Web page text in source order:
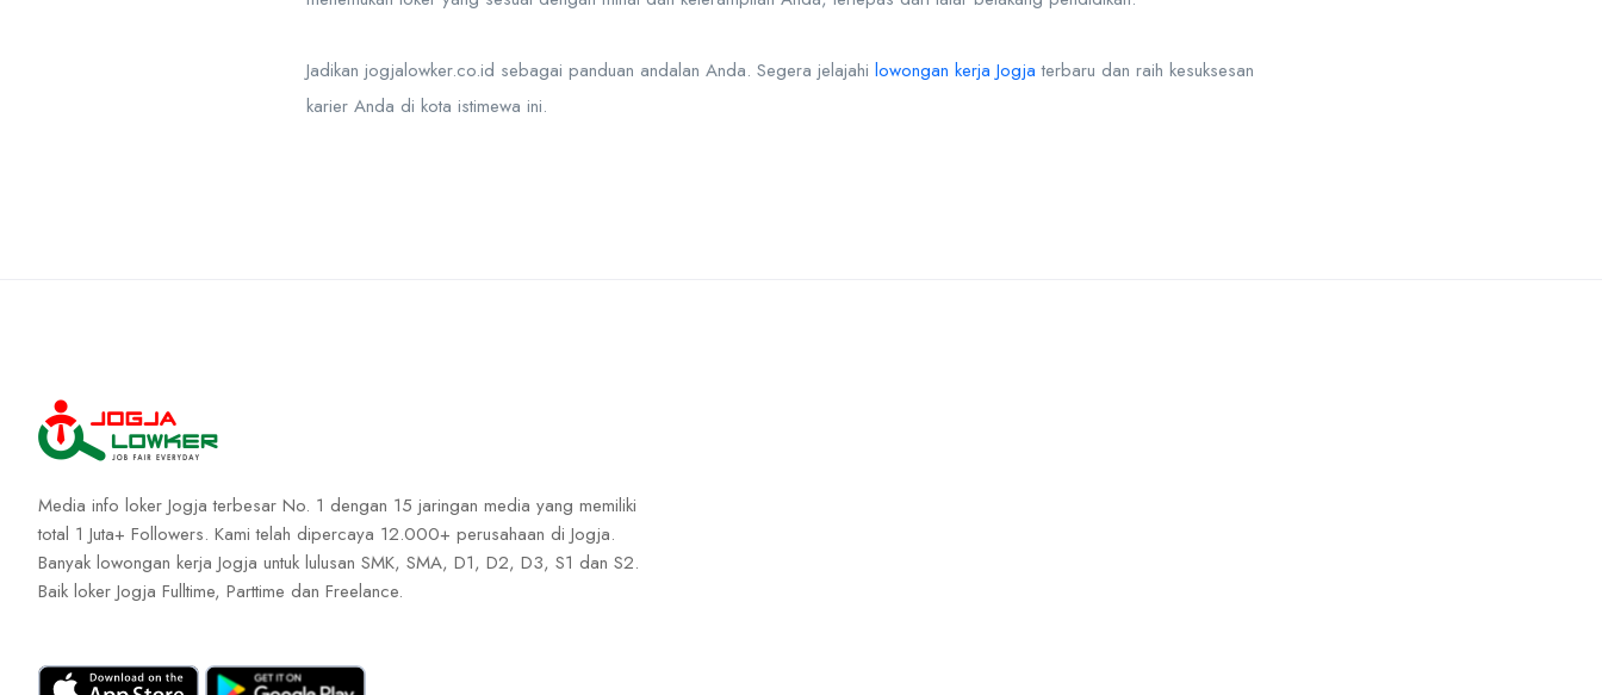
Jadikan jogjalowker.co.id sebagai panduan andalan Anda. Segera jelajahi lowongan kerja Jogja terbaru dan raih kesuksesan
karier Anda di kota istimewa ini.
Media info loker Jogja terbesar No. 1 dengan 15 jaringan media yang memiliki
total 1 Juta+ Followers. Kami telah dipercaya 12.000+ perusahaan di Jogja.
Banyak lowongan kerja Jogja untuk lulusan SMK, SMA, D1, D2, D3, S1 dan S2.
Baik loker Jogja Fulltime, Parttime dan Freelance.